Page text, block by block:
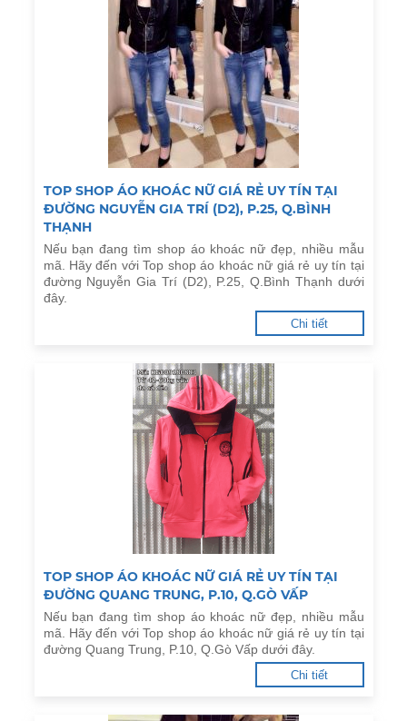
TOP SHOP ÁO KHOÁC NỮ GIÁ RẺ UY TÍN TẠI
ĐƯỜNG NGUYỄN GIA TRÍ (D2), P.25, Q.BÌNH
THẠNH
Nếu bạn đang tìm shop áo khoác nữ đẹp, nhiều mẫu
mã. Hãy đến với Top shop áo khoác nữ giá rẻ uy tín tại
đường Nguyễn Gia Trí (D2), P.25, Q.Bình Thạnh dưới
đây.
Chi tiết
TOP SHOP ÁO KHOÁC NỮ GIÁ RẺ UY TÍN TẠI
ĐƯỜNG QUANG TRUNG, P.10, Q.GÒ VẤP
Nếu bạn đang tìm shop áo khoác nữ đẹp, nhiều mẫu
mã. Hãy đến với Top shop áo khoác nữ giá rẻ uy tín tại
đường Quang Trung, P.10, Q.Gò Vấp dưới đây.
Chi tiết